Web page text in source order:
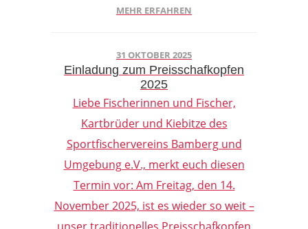
MEHR ERFAHREN
31 OKTOBER 2025
Einladung zum Preisschafkopfen
2025
Liebe Fischerinnen und Fischer,
Kartbrüder und Kiebitze des
Sportfischervereins Bamberg und
Umgebung e.V., merkt euch diesen
Termin vor: Am Freitag, den 14.
November 2025, ist es wieder so weit –